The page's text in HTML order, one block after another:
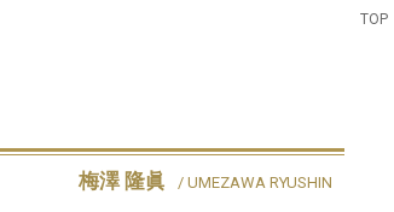
TOP
梅澤 隆眞 / UMEZAWA RYUSHIN